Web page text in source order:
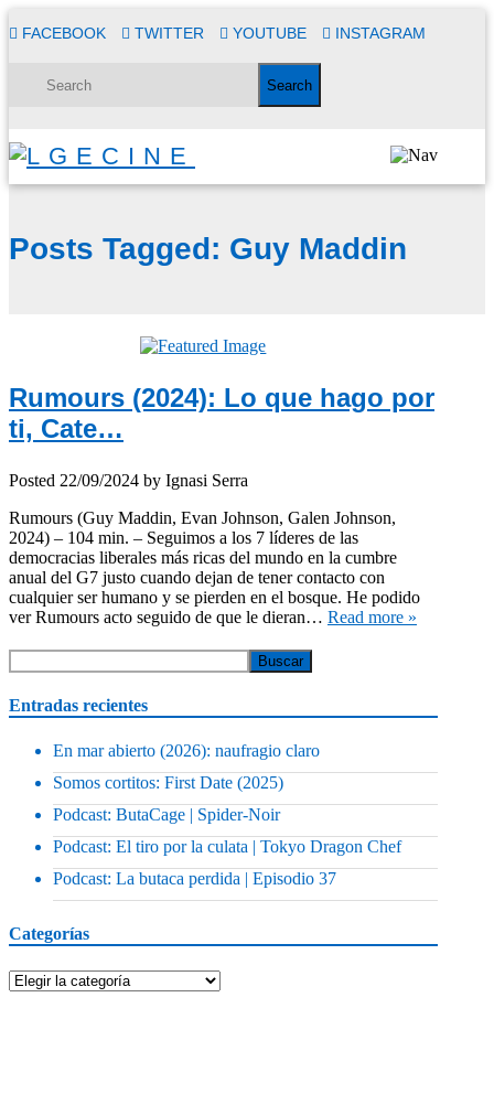
FACEBOOK TWITTER YOUTUBE INSTAGRAM
Posts Tagged: Guy Maddin
Rumours (2024): Lo que hago por
ti, Cate…
Posted 22/09/2024 by Ignasi Serra
Rumours (Guy Maddin, Evan Johnson, Galen Johnson,
2024) – 104 min. – Seguimos a los 7 líderes de las
democracias liberales más ricas del mundo en la cumbre
anual del G7 justo cuando dejan de tener contacto con
cualquier ser humano y se pierden en el bosque. He podido
ver Rumours acto seguido de que le dieran… Read more »
Entradas recientes
En mar abierto (2026): naufragio claro
Somos cortitos: First Date (2025)
Podcast: ButaCage | Spider-Noir
Podcast: El tiro por la culata | Tokyo Dragon Chef
Podcast: La butaca perdida | Episodio 37
Categorías
Categorías